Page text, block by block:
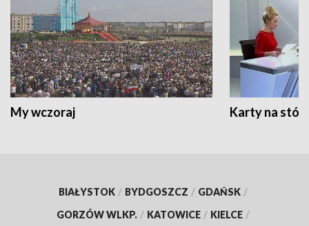
My wczoraj Karty na
BIAŁYSTOK / BYDGOSZCZ / GDAŃSK /
GORZÓW WLKP. / KATOWICE / KIELCE /